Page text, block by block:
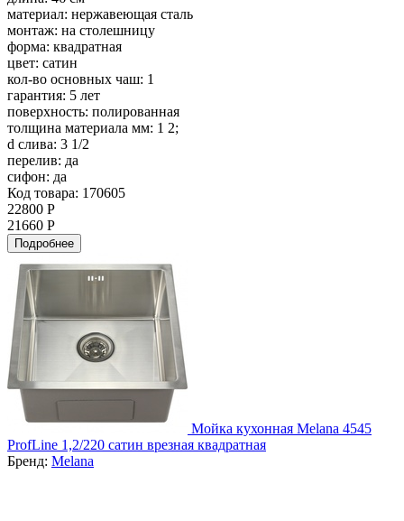
материал: нержавеющая сталь
монтаж: на столешницу
форма: квадратная
цвет: сатин
кол-во основных чаш: 1
гарантия: 5 лет
поверхность: полированная
толщина материала мм: 1 2;
d слива: 3 1/2
перелив: да
сифон: да
Код товара: 170605
22800 Р
21660 Р
Подробнее
Мойка кухонная Melana 4545
ProfLine 1,2/220 сатин врезная квадратная
Бренд: Melana